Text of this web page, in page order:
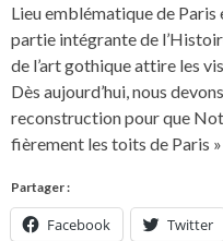
Lieu emblématique de
partie intégrante de
de l’art gothique attire les
Dès aujourd’hui, nous
reconstruction pour que
fièrement les toits de Paris
Partager :
Facebook Twitter